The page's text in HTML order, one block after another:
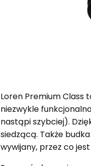
Loren Premium Class
niezwykle
nastąpi szybciej).
siedzącą. Także
wywijany, przez co